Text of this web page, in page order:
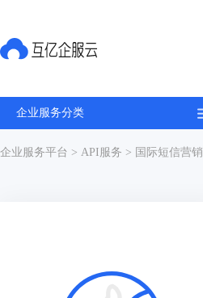
企业服务分类
企业服务平台 > API服务 > 国际短信营销